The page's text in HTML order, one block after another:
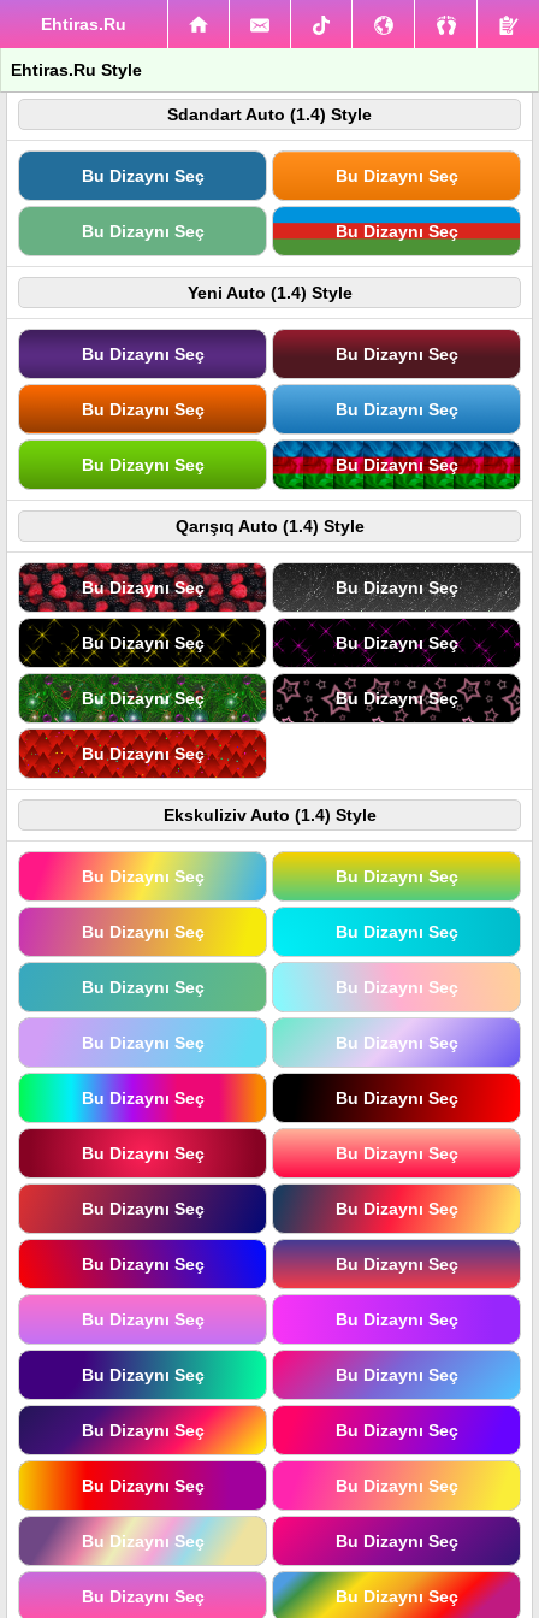
Ehtiras.Ru
Ehtiras.Ru Style
Sdandart Auto (1.4) Style
Bu Dizaynı Seç Bu Dizaynı Seç
Bu Dizaynı Seç Bu Dizaynı Seç
Yeni Auto (1.4) Style
Bu Dizaynı Seç Bu Dizaynı Seç
Bu Dizaynı Seç Bu Dizaynı Seç
Bu Dizaynı Seç Bu Dizaynı Seç
Qarışıq Auto (1.4) Style
Bu Dizaynı Seç Bu Dizaynı Seç
Bu Dizaynı Seç Bu Dizaynı Seç
Bu Dizaynı Seç Bu Dizaynı Seç
Bu Dizaynı Seç
Ekskuliziv Auto (1.4) Style
Bu Dizaynı Seç Bu Dizaynı Seç
Bu Dizaynı Seç Bu Dizaynı Seç
Bu Dizaynı Seç Bu Dizaynı Seç
Bu Dizaynı Seç Bu Dizaynı Seç
Bu Dizaynı Seç Bu Dizaynı Seç
Bu Dizaynı Seç Bu Dizaynı Seç
Bu Dizaynı Seç Bu Dizaynı Seç
Bu Dizaynı Seç Bu Dizaynı Seç
Bu Dizaynı Seç Bu Dizaynı Seç
Bu Dizaynı Seç Bu Dizaynı Seç
Bu Dizaynı Seç Bu Dizaynı Seç
Bu Dizaynı Seç Bu Dizaynı Seç
Bu Dizaynı Seç Bu Dizaynı Seç
Bu Dizaynı Seç Bu Dizaynı Seç